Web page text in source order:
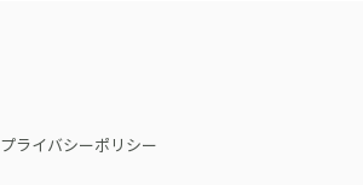
プライバシーポリシー